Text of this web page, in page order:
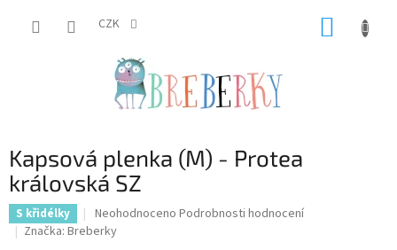
CZK
Kapsová plenka (M) - Protea
královská SZ
S křidélky
Průměrné
hodnocení
Neohodnoceno Podrobnosti hodnocení
Značka: Breberky